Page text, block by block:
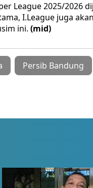
League 2025/2026
I.League juga
ini. (mid)
Persib Bandung